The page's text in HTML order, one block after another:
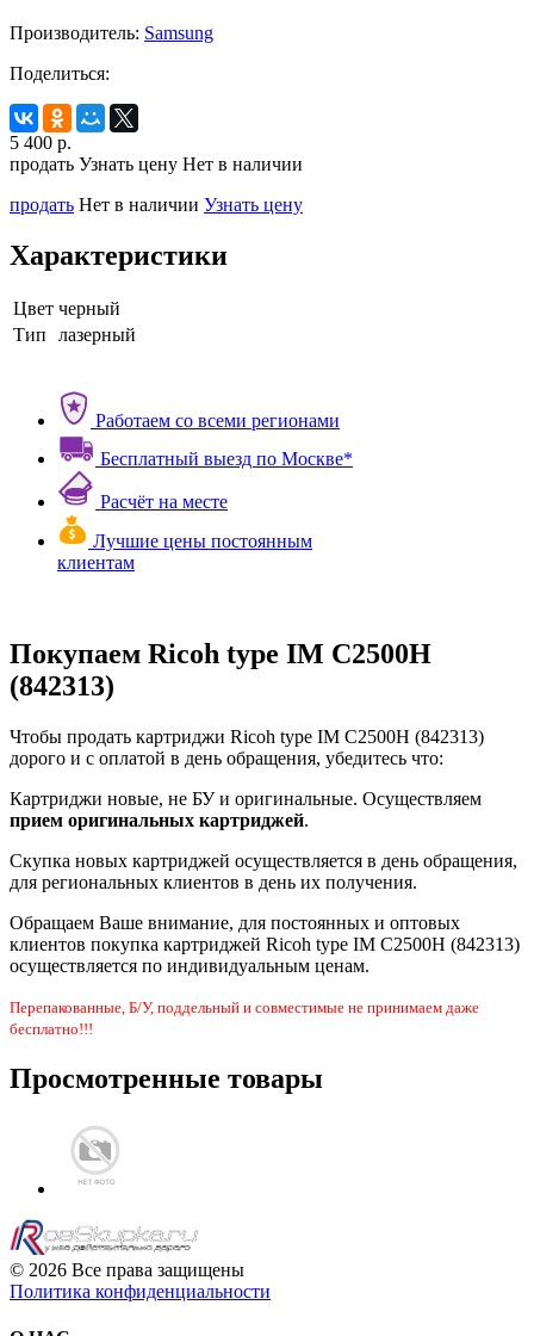
Производитель: Samsung
Поделиться:
5 400 р.
продать Узнать цену Нет в наличии
продать Нет в наличии Узнать цену
Характеристики
Цвет черный
Тип
лазерный
Работаем со всеми регионами
Бесплатный выезд по Москве*
Расчёт на месте
Лучшие цены постоянным
клиентам
Покупаем Ricoh type IM C2500H
(842313)
Чтобы продать картриджи Ricoh type IM C2500H (842313)
дорого и с оплатой в день обращения, убедитесь что:
Картриджи новые, не БУ и оригинальные. Осуществляем
прием оригинальных картриджей.
Скупка новых картриджей осуществляется в день обращения,
для региональных клиентов в день их получения.
Обращаем Ваше внимание, для постоянных и оптовых
клиентов покупка картриджей Ricoh type IM C2500H (842313)
осуществляется по индивидуальным ценам.
Перепакованные, Б/У, поддельный и совместимые не принимаем даже
бесплатно!!!
Просмотренные товары
© 2026 Все права защищены
Политика конфиденциальности